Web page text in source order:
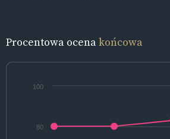
Procentowa ocenakońcowa
80
100